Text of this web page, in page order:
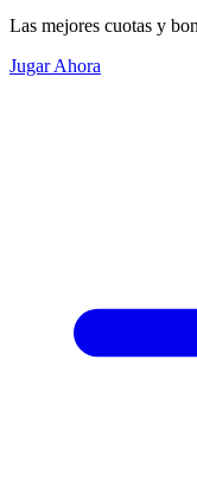
Las mejores cuotas y
Jugar Ahora